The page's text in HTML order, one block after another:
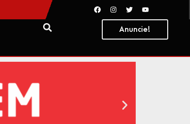
Anuncie!